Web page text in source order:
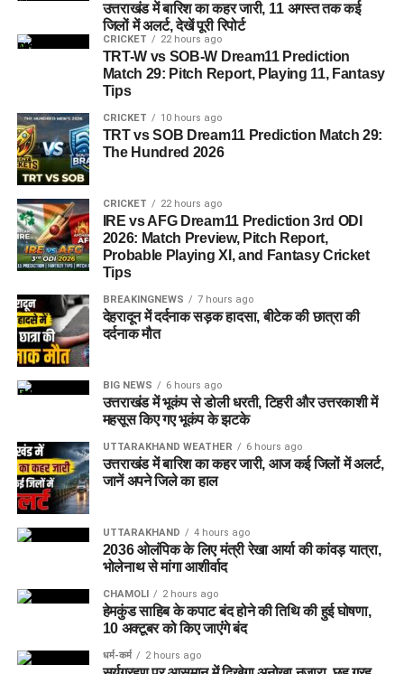
उत्तराखंड में बारिश का कहर जारी, 11 अगस्त तक कई
जिलों में अलर्ट, देखें पूरी रिपोर्ट
CRICKET 22 hours ago
TRT-W vs SOB-W Dream11 Prediction
Match 29: Pitch Report, Playing 11, Fantasy
Tips
CRICKET 10 hours ago
TRT vs SOB Dream11 Prediction Match 29:
The Hundred 2026
CRICKET 22 hours ago
IRE vs AFG Dream11 Prediction 3rd ODI
2026: Match Preview, Pitch Report,
Probable Playing XI, and Fantasy Cricket
Tips
BREAKINGNEWS 7 hours ago
देहरादून में दर्दनाक सड़क हादसा, बीटेक की छात्रा की
दर्दनाक मौत
BIG NEWS 6 hours ago
उत्तराखंड में भूकंप से डोली धरती, टिहरी और उत्तरकाशी में
महसूस किए गए भूकंप के झटके
UTTARAKHAND WEATHER 6 hours ago
उत्तराखंड में बारिश का कहर जारी, आज कई जिलों में अलर्ट,
जानें अपने जिले का हाल
UTTARAKHAND 4 hours ago
2036 ओलंपिक के लिए मंत्री रेखा आर्या की कांवड़ यात्रा,
भोलेनाथ से मांगा आशीर्वाद
CHAMOLI 2 hours ago
हेमकुंड साहिब के कपाट बंद होने की तिथि की हुई घोषणा,
10 अक्टूबर को किए जाएंंगे बंद
धर्म-कर्म 2 hours ago